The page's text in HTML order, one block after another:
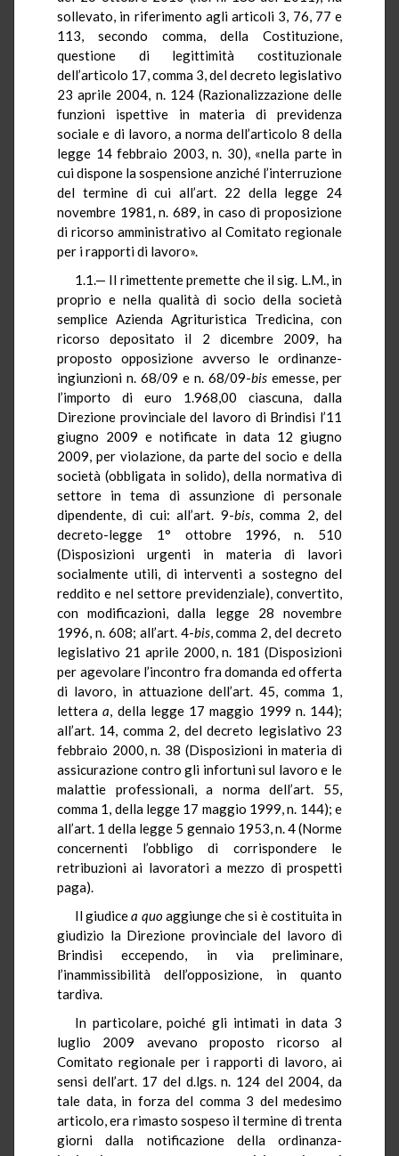
sollevato, in riferimento agli articoli 3, 76, 77 e
113, secondo comma, della Costituzione,
questione di legittimità costituzionale
dell’articolo 17, comma 3, del decreto legislativo
23 aprile 2004, n. 124 (Razionalizzazione delle
funzioni ispettive in materia di previdenza
sociale e di lavoro, a norma dell’articolo 8 della
legge 14 febbraio 2003, n. 30), «nella parte in
cui dispone la sospensione anziché l’interruzione
del termine di cui all’art. 22 della legge 24
novembre 1981, n. 689, in caso di proposizione
di ricorso amministrativo al Comitato regionale
per i rapporti di lavoro».
1.1.— Il rimettente premette che il sig. L.M., in
proprio e nella qualità di socio della società
semplice Azienda Agrituristica Tredicina, con
ricorso depositato il 2 dicembre 2009, ha
proposto opposizione avverso le ordinanze-
ingiunzioni n. 68/09 e n. 68/09-bis emesse, per
l’importo di euro 1.968,00 ciascuna, dalla
Direzione provinciale del lavoro di Brindisi l’11
giugno 2009 e notificate in data 12 giugno
2009, per violazione, da parte del socio e della
società (obbligata in solido), della normativa di
settore in tema di assunzione di personale
dipendente, di cui: all’art. 9-bis, comma 2, del
decreto-legge 1° ottobre 1996, n. 510
(Disposizioni urgenti in materia di lavori
socialmente utili, di interventi a sostegno del
reddito e nel settore previdenziale), convertito,
con modificazioni, dalla legge 28 novembre
1996, n. 608; all’art. 4-bis, comma 2, del decreto
legislativo 21 aprile 2000, n. 181 (Disposizioni
per agevolare l’incontro fra domanda ed offerta
di lavoro, in attuazione dell’art. 45, comma 1,
letteraa, della legge 17 maggio 1999 n. 144);
all’art. 14, comma 2, del decreto legislativo 23
febbraio 2000, n. 38 (Disposizioni in materia di
assicurazione contro gli infortuni sul lavoro e le
malattie professionali, a norma dell’art. 55,
comma 1, della legge 17 maggio 1999, n. 144); e
all’art. 1 della legge 5 gennaio 1953, n. 4 (Norme
concernenti l’obbligo di corrispondere le
retribuzioni ai lavoratori a mezzo di prospetti
paga).
Il giudicea quoaggiunge che si è costituita in
giudizio la Direzione provinciale del lavoro di
Brindisi eccependo, in via preliminare,
l’inammissibilità dell’opposizione, in quanto
tardiva.
In particolare, poiché gli intimati in data 3
luglio 2009 avevano proposto ricorso al
Comitato regionale per i rapporti di lavoro, ai
sensi dell’art. 17 del d.lgs. n. 124 del 2004, da
tale data, in forza del comma 3 del medesimo
articolo, era rimasto sospeso il termine di trenta
giorni dalla notificazione della ordinanza-